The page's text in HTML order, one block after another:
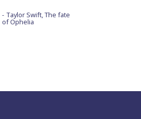
Taylor Swift, The fate
of Ophelia